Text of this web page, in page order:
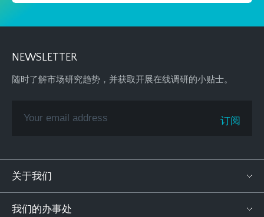
NEWSLETTER
随时了解市场研究趋势，并获取开展在线调研的小贴士。
关于我们
我们的办事处